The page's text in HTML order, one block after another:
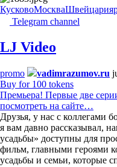
КусковоМоскваШвейцария
Telegram channel
LJ Video
promo vadimrazumov.ru
Buy for 100 tokens
Премьера! Первые две
посмотреть на сайте…
Друзья, у нас с коллегами
я вам давно рассказывал,
усадьбы» доступны для
фильм, главными героями
усадьбы и семьи, которые